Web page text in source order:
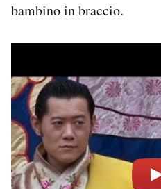
bambino in braccio.